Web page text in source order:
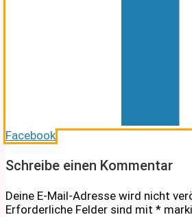
Facebook
Schreibe einen Kommentar
Deine E-Mail-Adresse wird nicht
Erforderliche Felder sind mit *